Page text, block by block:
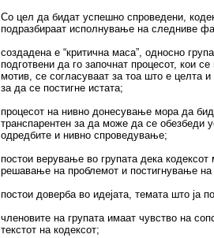
Со цел да бидат успешно спроведени,
подразбираат исполнување на следниве
создадена е “критична маса”, односно
подготвени да го започнат процесот, кои
мотив, се согласуваат за тоа што е целта
за да се постигне истата;
процесот на нивно донесување мора да
транспарентен за да може да се обезбеди
одредбите и нивно спроведување;
постои верување во групата дека
решавање на проблемот и постигнување на
постои доверба во идејата, темата што ја
членовите на групата имаат чувство на
текстот на кодексот;